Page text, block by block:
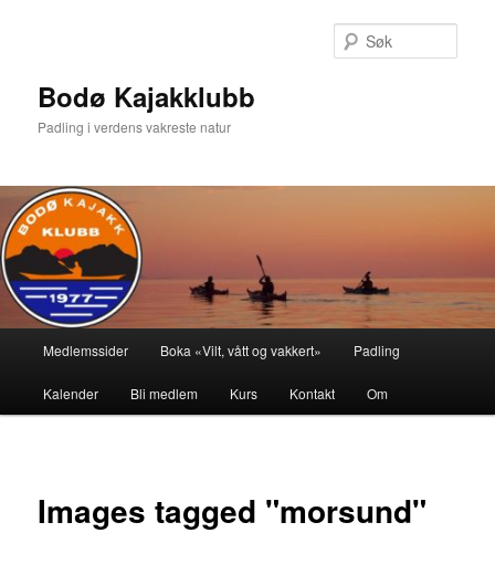
Bodø Kajakklubb
Padling i verdens vakreste natur
Medlemssider Boka «Vilt, vått og vakkert» Padling
Kalender Bli medlem Kurs Kontakt Om
Images tagged "morsund"